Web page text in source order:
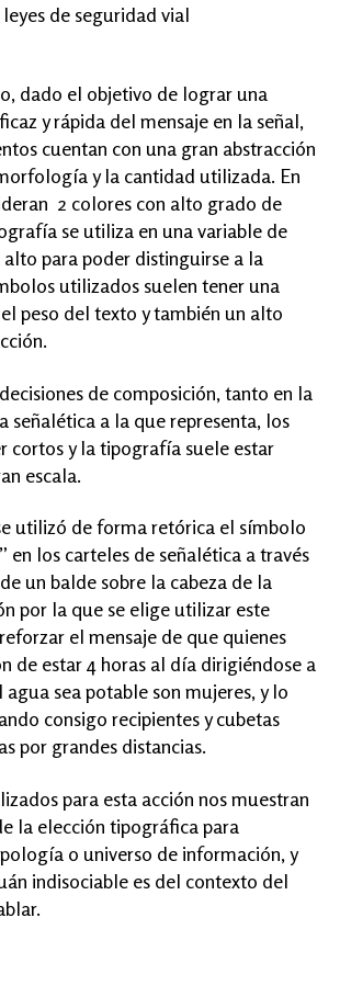
de seguridad vial
dado el objetivo de lograr una
y rápida del mensaje en la señal,
cuentan con una gran abstracción
y la cantidad utilizada. En
2 colores con alto grado de
se utiliza en una variable de
para poder distinguirse a la
utilizados suelen tener una
peso del texto y también un alto
de composición, tanto en la
señalética a la que representa, los
cortos y la tipografía suele estar
escala.
utilizó de forma retórica el símbolo
en los carteles de señalética a través
un balde sobre la cabeza de la
por la que se elige utilizar este
el mensaje de que quienes
de estar 4 horas al día dirigiéndose a
sea potable son mujeres, y lo
consigo recipientes y cubetas
por grandes distancias.
para esta acción nos muestran
la elección tipográfica para
o universo de información, y
indisociable es del contexto del